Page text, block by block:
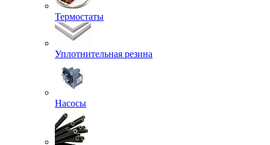
Термостаты
Уплотнительная резина
Насосы